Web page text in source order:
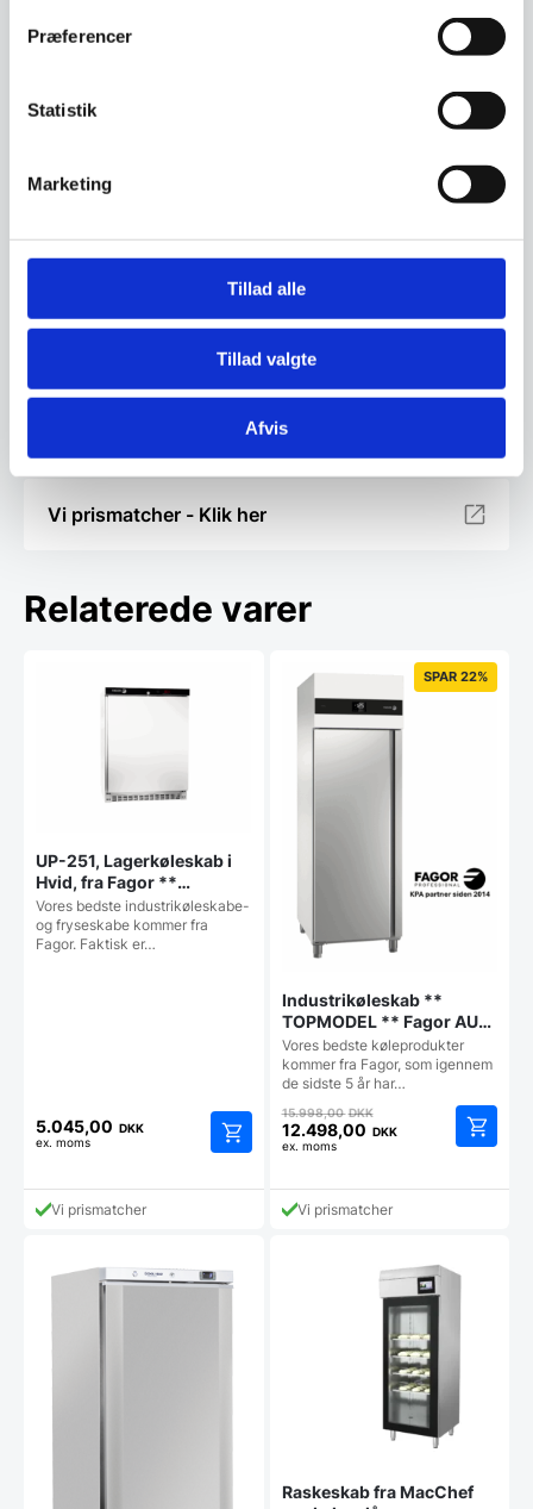
Præferencer
Statistik
Marketing
Tillad alle
Tillad valgte
Afvis
både eget finansieringsselskab samt eksterne
og ansøgningsskema her:
Beregn og ansøg her
Har du spørgsmål til varen? Klik her
Vi prismatcher - Klik her
Relaterede varer
UP-251, Lagerkøleskab i
Hvid, fra Fagor **
TOPKVALITET **
Vores bedste industrikøleskabe-
og fryseskabe kommer fra
Fagor. Faktisk er…
5.045,00 DKK
ex. moms
Vi prismatcher
SPAR 22%
Industrikøleskab **
TOPMODEL ** Fagor AUP-
11G fra Fagor
Vores bedste køleprodukter
kommer fra Fagor, som igennem
de sidste 5 år har…
15.998,00DKKDen
oprindelige
15.998,00 DKK.
12.498,00 DKK
Den
pris
er:
ex. moms
Vi prismatcher
Raskeskab fra MacChef